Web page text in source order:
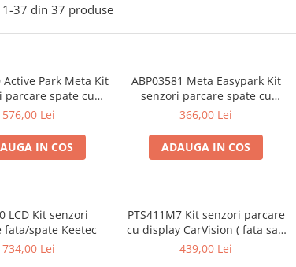
1-37 din 37 produse
Active Park Meta Kit
parcare spate cu
( fara display )
576,00 Lei
IN COS
ABP03581 Meta Easypark Kit
senzori parcare spate cu
display
366,00 Lei
ADAUGA IN COS
LCD Kit senzori
fata/spate Keetec
734,00 Lei
PTS411M7 Kit senzori parcare
cu display CarVision ( fata sau
spate )
439,00 Lei